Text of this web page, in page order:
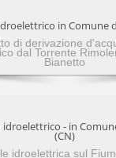
in Comune
di derivazione
dal Torrente
Bianetto
- in
(CN)
idroelettrica sul